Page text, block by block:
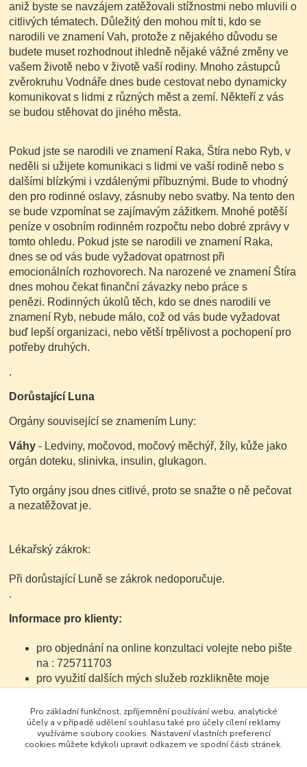
aniž byste se navzájem zatěžovali stížnostmi nebo mluvili o
citlivých tématech. Důležitý den mohou mít ti, kdo se
narodili ve znamení Vah, protože z nějakého důvodu se
budete muset rozhodnout ihledně nějaké vážné změny ve
vašem životě nebo v životě vaší rodiny. Mnoho zástupců
zvěrokruhu Vodnáře dnes bude cestovat nebo dynamicky
komunikovat s lidmi z různých měst a zemí. Někteří z vás
se budou stěhovat do jiného města.
Pokud jste se narodili ve znamení Raka, Štíra nebo Ryb, v
neděli si užijete komunikaci s lidmi ve vaší rodině nebo s
dalšími blízkými i vzdálenými příbuznými. Bude to vhodný
den pro rodinné oslavy, zásnuby nebo svatby. Na tento den
se bude vzpomínat se zajímavým zážitkem. Mnohé potěší
peníze v osobním rodinném rozpočtu nebo dobré zprávy v
tomto ohledu. Pokud jste se narodili ve znamení Raka,
dnes se od vás bude vyžadovat opatrnost při
emocionálních rozhovorech. Na narozené ve znamení Štíra
dnes mohou čekat finanční závazky nebo práce s
penězi. Rodinných úkolů těch, kdo se dnes narodili ve
znamení Ryb, nebude málo, což od vás bude vyžadovat
buď lepší organizaci, nebo větší trpělivost a pochopení pro
potřeby druhých.
.
Dorůstající Luna
Orgány související se znamením Luny:
Váhy - Ledviny, močovod, močový měchýř, žíly, kůže jako
orgán doteku, slinivka, insulin, glukagon.
Tyto orgány jsou dnes citlivé, proto se snažte o ně pečovat
a nezatěžovat je.
Lékařský zákrok:
Při dorůstající Luně se zákrok nedoporučuje.
.
Informace pro klienty:
pro objednání na online konzultaci volejte nebo pište
na : 725711703
pro využití dalších mých služeb rozklikněte moje
www.evamatulova.cz
Pro základní funkčnost, zpříjemnění používání webu, analytické
účely a v případě udělení souhlasu také pro účely cílení reklamy
využíváme soubory cookies. Nastavení vlastních preferencí
cookies můžete kdykoli upravit odkazem ve spodní části stránek.